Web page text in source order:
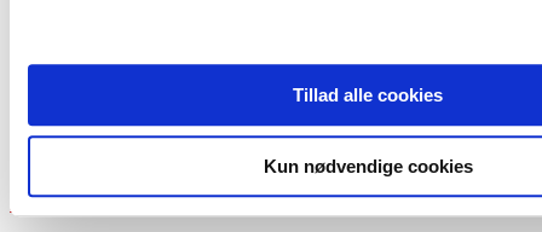
Tillad alle cookies
Kun nødvendige cookies
Cases
Events
Forside Forfattere Indlæg af Emil Friis